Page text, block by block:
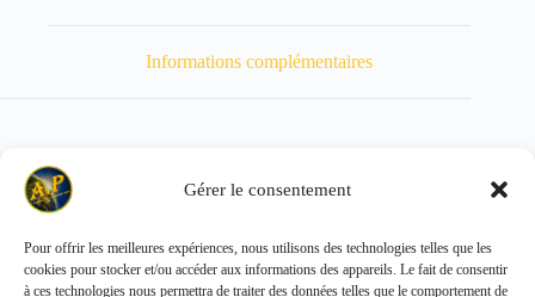
Gérer le consentement
Pour offrir les meilleures expériences, nous utilisons des technologies telles que les
cookies pour stocker et/ou accéder aux informations des appareils. Le fait de consentir
à ces technologies nous permettra de traiter des données telles que le comportement de
Informations complémentaires
Poids 291 kg
Copyright © 2026 - ALL PARTS FRANCE SAS